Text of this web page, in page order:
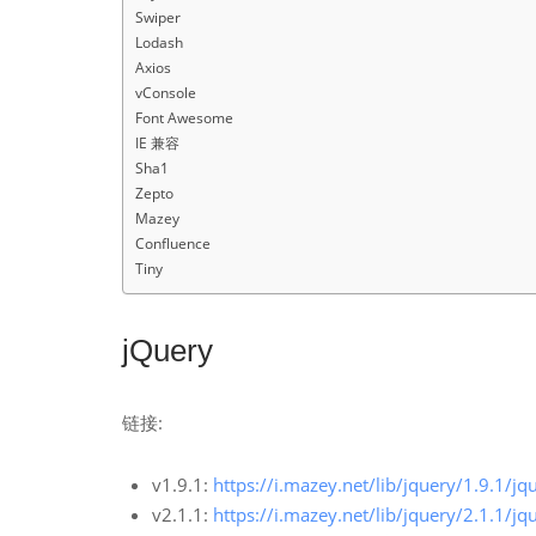
Swiper
Lodash
Axios
vConsole
Font Awesome
IE 兼容
Sha1
Zepto
Mazey
Confluence
Tiny
jQuery
链接:
v1.9.1: https://i.mazey.net/lib/jquery/1.9.1/
v2.1.1: https://i.mazey.net/lib/jquery/2.1.1/